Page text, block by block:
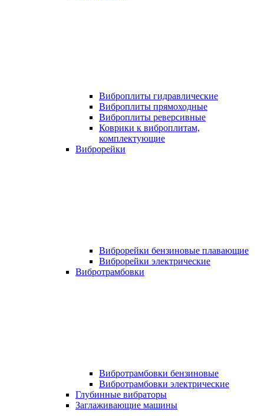
Виброплиты гидравлические
Виброплиты прямоходные
Виброплиты реверсивные
Коврики к виброплитам,
комплектующие
Виброрейки
Виброрейки бензиновые плавающие
Виброрейки электрические
Вибротрамбовки
Вибротрамбовки бензиновые
Вибротрамбовки электрические
Глубинные вибраторы
Заглаживающие машины